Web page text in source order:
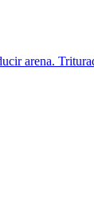
arena.